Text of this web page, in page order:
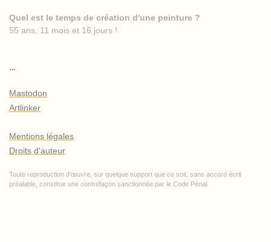
Quel est le temps de création d'une peinture ?
55 ans, 11 mois et 16 jours !
…
Mastodon
Artlinker
Mentions légales
Droits d'auteur
Toute reproduction d'œuvre, sur quelque support que ce soit, sans accord écrit
préalable, constitue une contrefaçon sanctionnée par le Code Pénal.